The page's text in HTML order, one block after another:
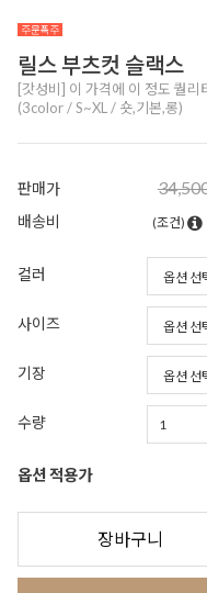
릴스 부츠컷 슬랙스
[갓성비] 이 가격에 이 정도 퀄
(3color / S~XL / 숏,기본,롱)
판매가
배송비 (조건)
컬러
사이즈
기장
수량
옵션 적용가
장바구니